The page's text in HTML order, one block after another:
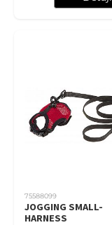
75588099
JOGGING SMALL-
HARNESS